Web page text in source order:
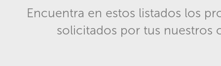
Encuentra en estos listados los
solicitados por tus nuestros